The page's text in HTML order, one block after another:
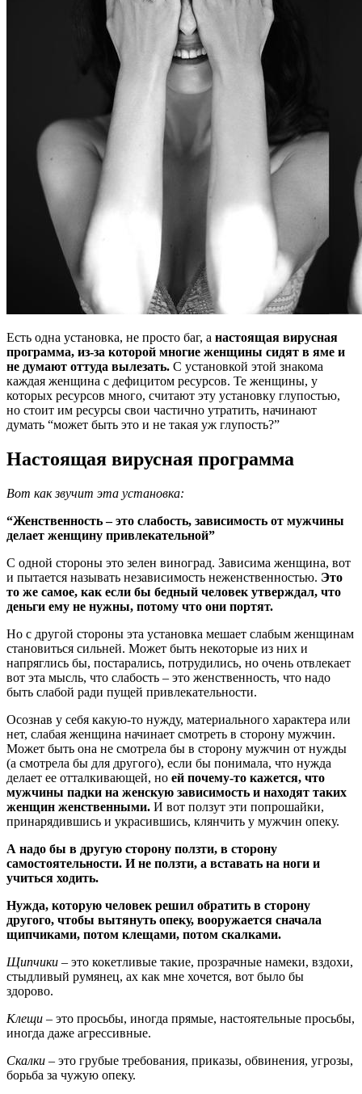
Есть одна установка, не просто баг, а настоящая вирусная
программа, из-за которой многие женщины сидят в яме и
не думают оттуда вылезать. С установкой этой знакома
каждая женщина с дефицитом ресурсов. Те женщины, у
которых ресурсов много, считают эту установку глупостью,
но стоит им ресурсы свои частично утратить, начинают
думать “может быть это и не такая уж глупость?”
Настоящая вирусная программа
Вот как звучит эта установка:
“Женственность – это слабость, зависимость от мужчины
делает женщину привлекательной”
С одной стороны это зелен виноград. Зависима женщина, вот
и пытается называть независимость неженственностью. Это
то же самое, как если бы бедный человек утверждал, что
деньги ему не нужны, потому что они портят.
Но с другой стороны эта установка мешает слабым женщинам
становиться сильней. Может быть некоторые из них и
напряглись бы, постарались, потрудились, но очень отвлекает
вот эта мысль, что слабость – это женственность, что надо
быть слабой ради пущей привлекательности.
Осознав у себя какую-то нужду, материального характера или
нет, слабая женщина начинает смотреть в сторону мужчин.
Может быть она не смотрела бы в сторону мужчин от нужды
(а смотрела бы для другого), если бы понимала, что нужда
делает ее отталкивающей, но ей почему-то кажется, что
мужчины падки на женскую зависимость и находят таких
женщин женственными. И вот ползут эти попрошайки,
принарядившись и украсившись, клянчить у мужчин опеку.
А надо бы в другую сторону ползти, в сторону
самостоятельности. И не ползти, а вставать на ноги и
учиться ходить.
Нужда, которую человек решил обратить в сторону
другого, чтобы вытянуть опеку, вооружается сначала
щипчиками, потом клещами, потом скалками.
Щипчики – это кокетливые такие, прозрачные намеки, вздохи,
стыдливый румянец, ах как мне хочется, вот было бы
здорово.
Клещи – это просьбы, иногда прямые, настоятельные просьбы,
иногда даже агрессивные.
Скалки – это грубые требования, приказы, обвинения, угрозы,
борьба за чужую опеку.